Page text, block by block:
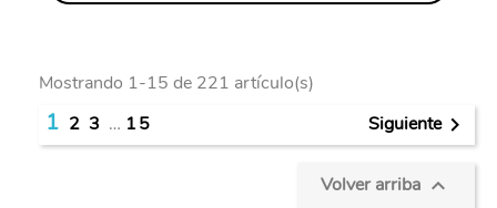
Mostrando 1-15 de 221 artículo(s)
1 2 3 … 15 Siguiente
Volver arriba 